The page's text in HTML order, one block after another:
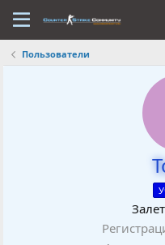
Пользователи